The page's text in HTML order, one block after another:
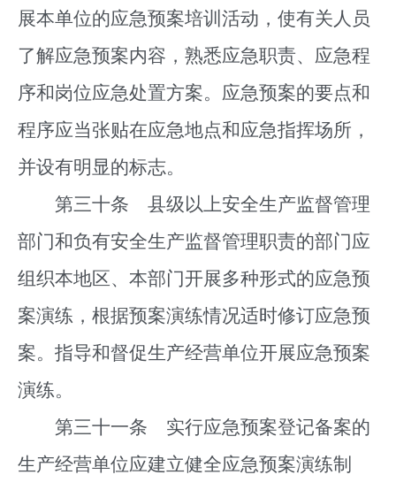
展本单位的应急预案培训活动，使有关人员
了解应急预案内容，熟悉应急职责、应急程
序和岗位应急处置方案。应急预案的要点和
程序应当张贴在应急地点和应急指挥场所，
并设有明显的标志。
第三十条 县级以上安全生产监督管理
部门和负有安全生产监督管理职责的部门应
组织本地区、本部门开展多种形式的应急预
案演练，根据预案演练情况适时修订应急预
案。指导和督促生产经营单位开展应急预案
演练。
第三十一条 实行应急预案登记备案的
生产经营单位应建立健全应急预案演练制